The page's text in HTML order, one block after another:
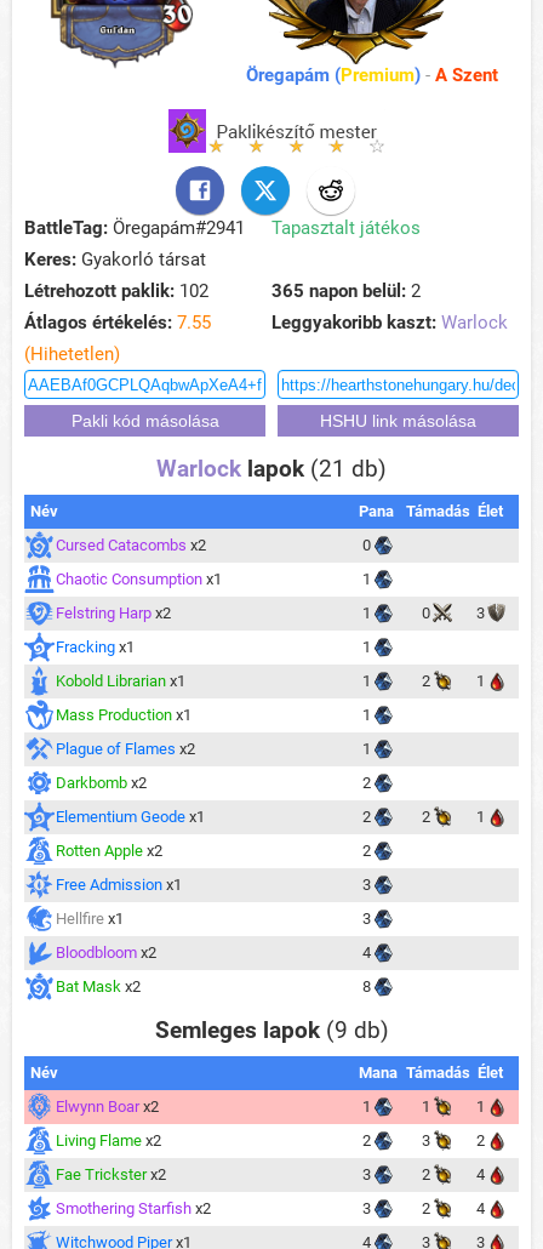
Öregapám (Premium)- A Szent
BattleTag: Öregapám#2941
Tapasztalt játékos
Keres: Gyakorló társat
Létrehozott paklik: 102 365 napon belül: 2
Átlagos értékelés: 7.55
(Hihetetlen)
Leggyakoribb kaszt: Warlock
Warlock lapok (21 db)
Név Pana Támadás Élet
Cursed Catacombs x2
0
Chaotic Consumption x1
1
Felstring Harp x2 1 0
3
Fracking x1
1
Kobold Librarian x1 1 2
1
Mass Production x1
1
Plague of Flames x2
1
Darkbomb x2
2
Elementium Geode x1 2 2
1
Rotten Apple x2
2
Free Admission x1
3
Hellfire x1
3
Bloodbloom x2
4
Bat Mask x2 8
Semleges lapok (9 db)
Név Mana Támadás Élet
Elwynn Boar x2 1 1
1
Living Flame x2 2 3
2
Fae Trickster x2 3 2
4
Smothering Starfish x2 3 2
4
Witchwood Piper x1 4 3 3